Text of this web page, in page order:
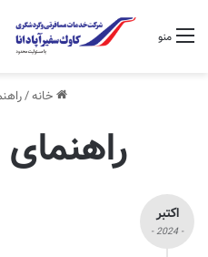
منو
خانه/
اکتبر
- 2024 -